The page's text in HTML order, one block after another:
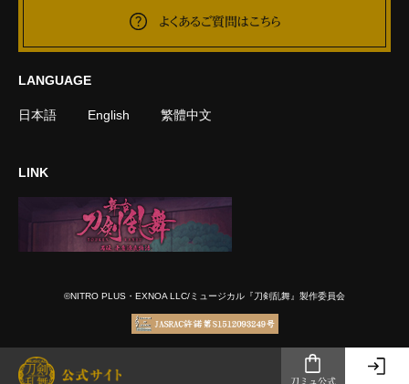
刀ミュ公式
よくあるご質問はこちら
LANGUAGE
日本語 English 繁體中文
LINK
©NITRO PLUS・EXNOA LLC/ミュージカル『刀剣乱舞』製作委員会